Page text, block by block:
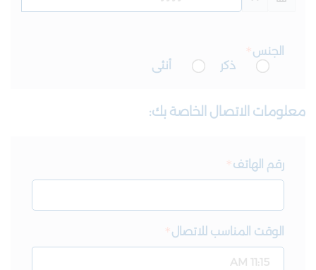
الجنس
ذكر أنثى
معلومات الاتصال الخاصة بك:
رقم الهاتف
الوقت المناسب للاتصال